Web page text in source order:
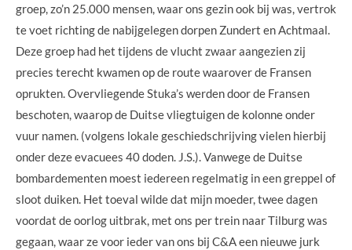
groep, zo’n 25.000 mensen, waar ons gezin ook bij was, vertrok
te voet richting de nabijgelegen dorpen Zundert en Achtmaal.
Deze groep had het tijdens de vlucht zwaar aangezien zij
precies terecht kwamen op de route waarover de Fransen
oprukten. Overvliegende Stuka’s werden door de Fransen
beschoten, waarop de Duitse vliegtuigen de kolonne onder
vuur namen. (volgens lokale geschiedschrijving vielen hierbij
onder deze evacuees 40 doden. J.S.). Vanwege de Duitse
bombardementen moest iedereen regelmatig in een greppel of
sloot duiken. Het toeval wilde dat mijn moeder, twee dagen
voordat de oorlog uitbrak, met ons per trein naar Tilburg was
gegaan, waar ze voor ieder van ons bij C&A een nieuwe jurk